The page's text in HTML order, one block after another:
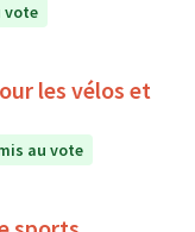
vote
les vélos et
au vote